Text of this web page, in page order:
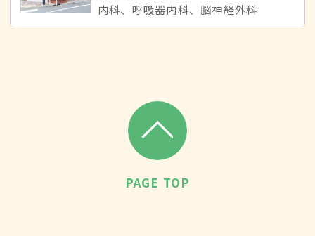
内科、呼吸器内科、脳神経外科
PAGE TOP